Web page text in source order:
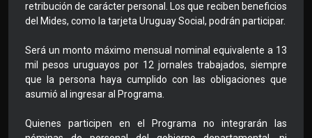
retribución de carácter personal. Los que reciben beneficios
del Mides, como la tarjeta Uruguay Social, podrán participar.
Será un monto máximo mensual nominal equivalente a 13
mil pesos uruguayos por 12 jornales trabajados, siempre
que la persona haya cumplido con las obligaciones que
asumió al ingresar al Programa.
Quienes participen en el Programa no integrarán las